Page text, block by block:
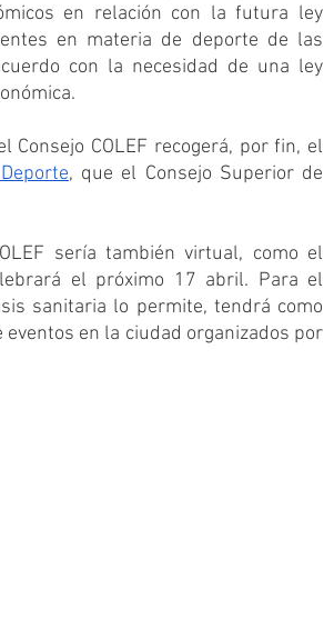
en relación con la futura ley
en materia de deporte de las
con la necesidad de una ley
, que el Consejo Superior de
sería también virtual, como el
el próximo 17 abril. Para el
sanitaria lo permite, tendrá como
en la ciudad organizados por